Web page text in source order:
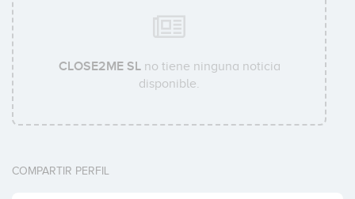
CLOSE2ME SLno tiene ninguna noticia
disponible.
COMPARTIR PERFIL